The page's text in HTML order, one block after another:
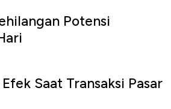
Potensi
Saat Transaksi Pasar